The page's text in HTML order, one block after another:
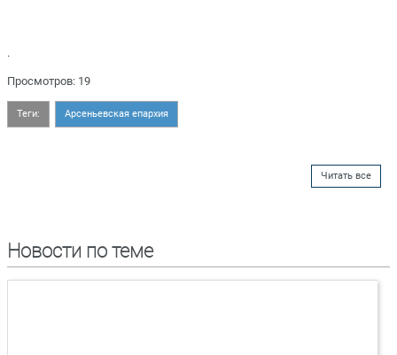
.
Просмотров: 19
Теги: Арсеньевская епархия
Читать все
Новости по теме